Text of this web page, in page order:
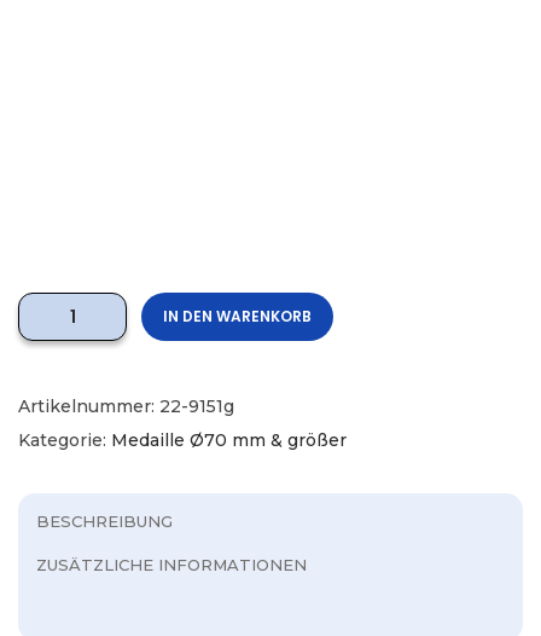
IN DEN WARENKORB
Artikelnummer: 22-9151g
Kategorie: Medaille Ø70 mm & größer
BESCHREIBUNG
ZUSÄTZLICHE INFORMATIONEN